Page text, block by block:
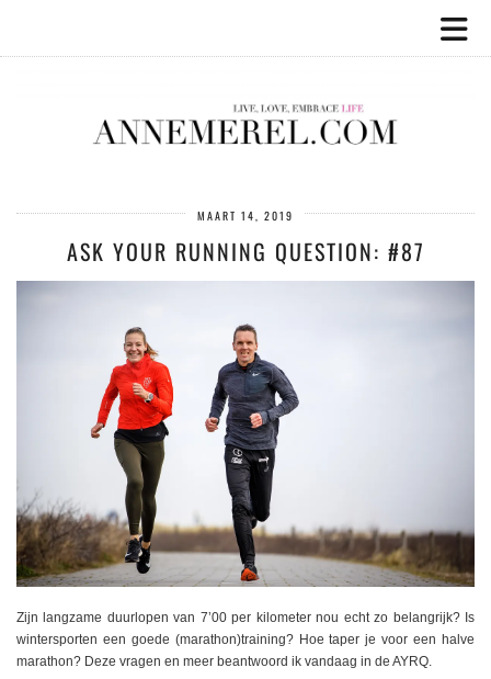
MAART 14, 2019
ASK YOUR RUNNING QUESTION: #87
Zijn langzame duurlopen van 7’00 per kilometer nou echt zo belangrijk? Is
wintersporten een goede (marathon)training? Hoe taper je voor een halve
marathon? Deze vragen en meer beantwoord ik vandaag in de AYRQ.